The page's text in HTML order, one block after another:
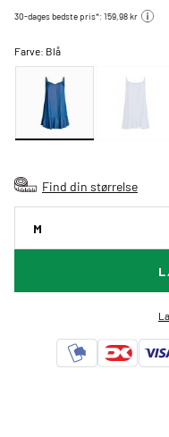
30-dages bedste pris*: 159,98 kr
Farve: Blå
Find din størrelse
M